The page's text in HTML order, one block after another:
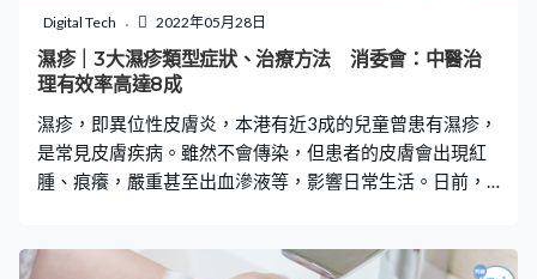
情，更能改善整體健康。 1. 早睡 中醫理論指出，晚上11時
至凌晨3時，是經絡運行至膽肝經的時段，這段時間應處於
熟睡狀態，身體才能進行排毒和修補等工作。因此濕疹患
Digital Tech 2022年05月28日
濕疹｜3大濕疹類型症狀、治療方法 消委會：中醫治
理有效率高達8成
濕疹，即異位性皮膚炎，本港有近3成的兒童曾患有濕疹，
是常見皮膚疾病。雖然不會傳染，但患者的皮膚會出現紅
腫、痕癢，嚴重甚至出血滲液等，影響日常生活。日前，
理濕疹的總有效率高達8成。 内在成因 消委會從中醫角度